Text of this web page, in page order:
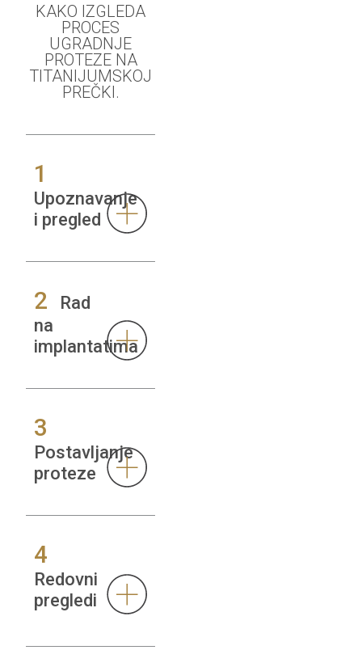
KAKO IZGLEDA
PROCES
UGRADNJE
PROTEZE NA
TITANIJUMSKOJ
PREČKI.
1
Upoznavanje
i pregled
2
Rad
na
implantatima
3
Postavljanje
proteze
4
Redovni
pregledi